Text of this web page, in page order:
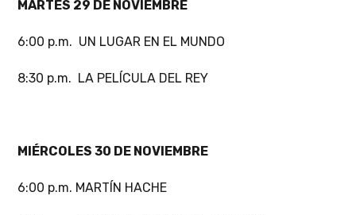
MARTES 29 DE NOVIEMBRE
6:00 p.m. UN LUGAR EN EL MUNDO
8:30 p.m. LA PELÍCULA DEL REY
MIÉRCOLES 30 DE NOVIEMBRE
6:00 p.m. MARTÍN HACHE